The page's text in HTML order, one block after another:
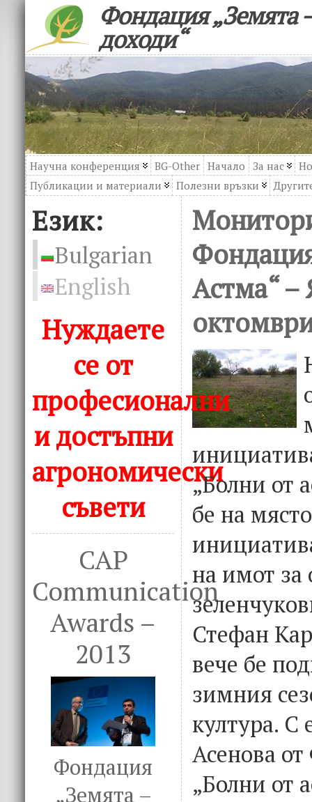
Фондация „Земята
доходи“
Научна конференция BG-Other Начало За нас
Публикации и материали
Полезни връзки
Език:
Bulgarian
English
Нуждаете
се от
професионални
и достъпни
агрономически
съвети
CAP
Communication
Awards –
2013
Фондация
„Земята –
Астма“
„Болни от
бе на
на имот за
Стефан
вече бе
зимния
култура. С
Асенова
„Болни от